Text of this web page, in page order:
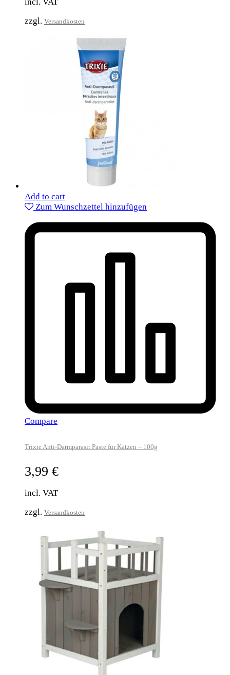
incl. VAT
zzgl. Versandkosten
Add to cart
Zum Wunschzettel hinzufügen
Compare
Trixie Anti-Darmparasit Paste für Katzen – 100g
3,99 €
incl. VAT
zzgl. Versandkosten